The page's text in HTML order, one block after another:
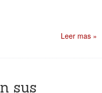
Leer mas »
sus